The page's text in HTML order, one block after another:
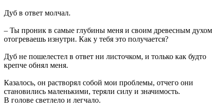
Дуб в ответ молчал.
– Ты проник в самые глубины меня и своим древесным духом
отогреваешь изнутри. Как у тебя это получается?
Дуб не пошелестел в ответ ни листочком, и только как будто
крепче обнял меня.
Казалось, он растворял собой мои проблемы, отчего они
становились маленькими, теряли силу и значимость.
В голове светлело и легчало.